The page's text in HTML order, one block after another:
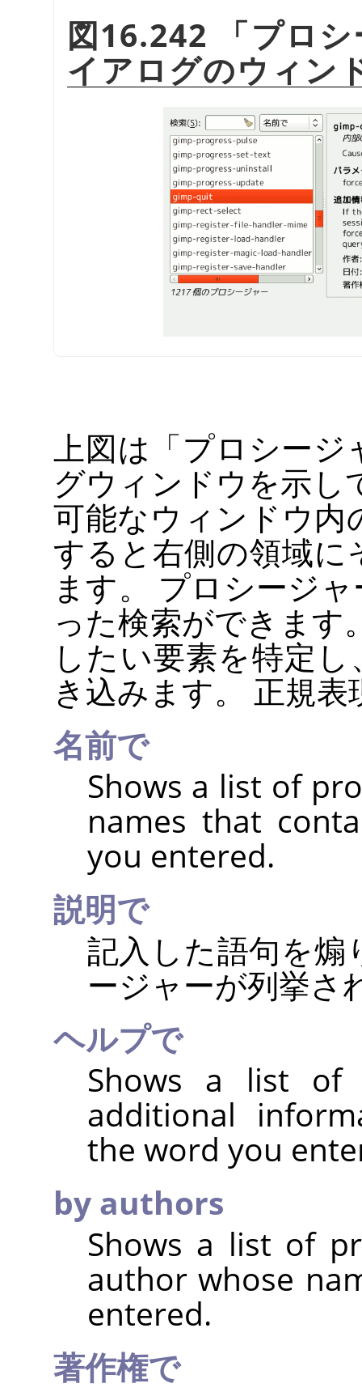
図16.242 「プロ
イアログのウィン
上図は 「プロシージ
グウィンドウを示し
可能なウィンドウ
すると右側の領域
ます。 プロシージ
った検索ができます
したい要素を特定
き込みます。 正規
名前で
Shows a list of
names that
you entered.
説明で
記入した語句を
ージャーが列挙さ
ヘルプで
Shows a list of
additional
the word you
by authors
Shows a list of
author whose
entered.
著作権で